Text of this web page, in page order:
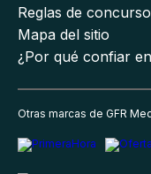
Reglas de
Mapa del sitio
¿Por qué confiar
Otras marcas de GFR